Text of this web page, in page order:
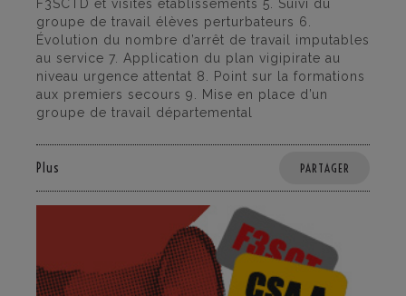
F3SCTD et visites établissements 5. Suivi du
groupe de travail élèves perturbateurs 6.
Évolution du nombre d’arrêt de travail imputables
au service 7. Application du plan vigipirate au
niveau urgence attentat 8. Point sur la formations
aux premiers secours 9. Mise en place d’un
groupe de travail départemental
Plus PARTAGER